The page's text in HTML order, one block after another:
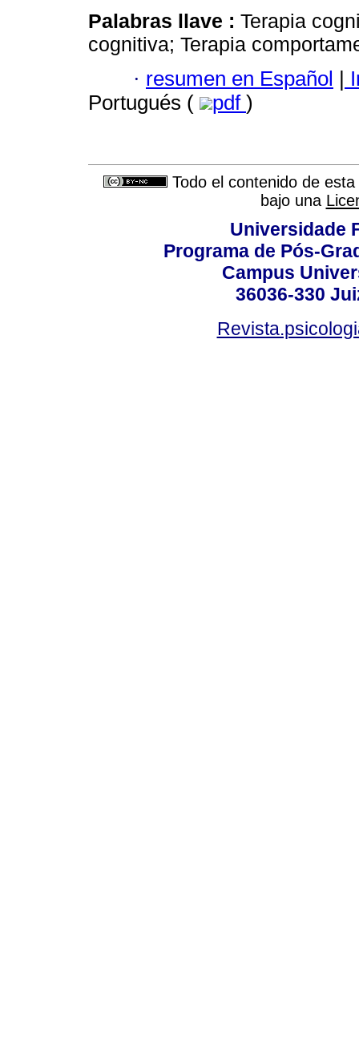
Palabras llave : Terapia
cognitiva; Terapia
· resumen en Español |
Portugués (
pdf )
Todo el contenido de
bajo una
Universidade
Programa de Pós-
Campus
36036-330